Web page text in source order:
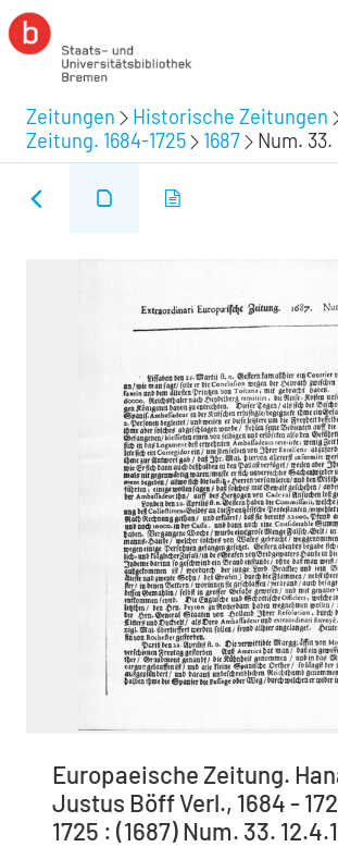
Zeitungen Historische Zeitungen
Zeitung. 1684-1725
1687 Num. 33.
Europaeische Zeitung.
Justus Böff Verl., 1684 -
1725 : (1687) Num. 33.